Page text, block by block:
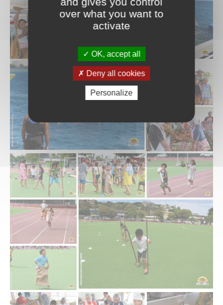
over what you want to
activate
OK, accept all
Deny all cookies
Personalize